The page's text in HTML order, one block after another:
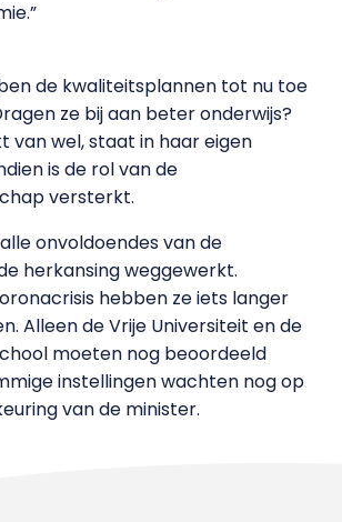
de kwaliteitsplannen tot nu toe
ze bij aan beter onderwijs?
van wel, staat in haar eigen
is de rol van de
versterkt.
onvoldoendes van de
herkansing weggewerkt.
hebben ze iets langer
Alleen de Vrije Universiteit en de
moeten nog beoordeeld
instellingen wachten nog op
van de minister.